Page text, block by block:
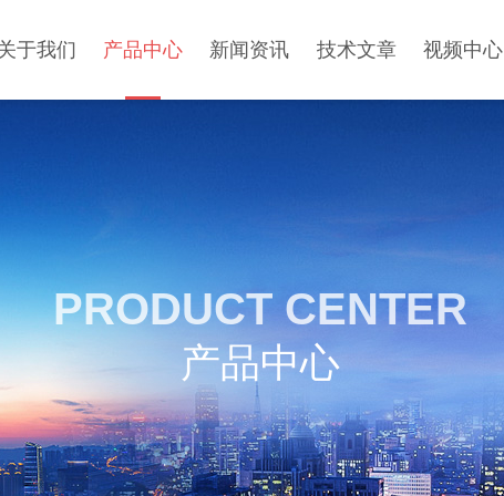
于我们 产品中心 新闻资讯 技术文章 视频中心
PRODUCT CENTER
产品中心